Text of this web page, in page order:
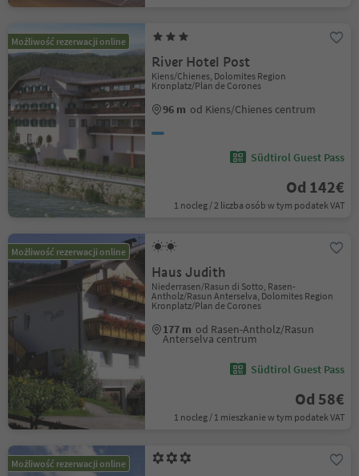
Możliwość rezerwacji online
River Hotel Post
Kiens/Chienes, Dolomites Region
Kronplatz/Plan de Corones
96 m od Kiens/Chienes centrum
Südtirol Guest Pass
Od 142€
1 nocleg / 2 liczba osób w tym podatek VAT
Możliwość rezerwacji online
Haus Judith
Niederrasen/Rasun di Sotto, Rasen-
Antholz/Rasun Anterselva, Dolomites Region
Kronplatz/Plan de Corones
177 m od Rasen-Antholz/Rasun
Anterselva centrum
Südtirol Guest Pass
Od 58€
1 nocleg / 1 mieszkanie w tym podatek VAT
Możliwość rezerwacji online